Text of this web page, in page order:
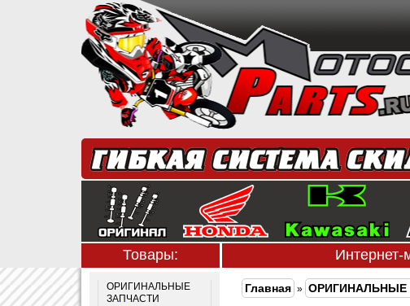
Товары:
ОРИГИНАЛЬНЫЕ
ЗАПЧАСТИ
Главная » ОРИГИНАЛЬНЫЕ